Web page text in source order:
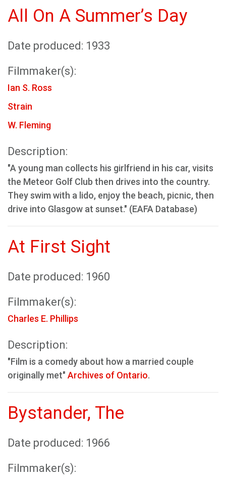
All On A Summer’s Day
Date produced: 1933
Filmmaker(s):
Ian S. Ross
Strain
W. Fleming
Description:
"A young man collects his girlfriend in his car, visits
the Meteor Golf Club then drives into the country.
They swim with a lido, enjoy the beach, picnic, then
drive into Glasgow at sunset." (EAFA Database)
At First Sight
Date produced: 1960
Filmmaker(s):
Charles E. Phillips
Description:
"Film is a comedy about how a married couple
originally met" Archives of Ontario.
Bystander, The
Date produced: 1966
Filmmaker(s):